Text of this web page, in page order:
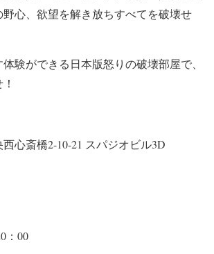
心、欲望を解き放ちすべてを破壊せ
験ができる日本版怒りの破壊部屋で、
心斎橋2-10-21 スパジオビル3D
：00